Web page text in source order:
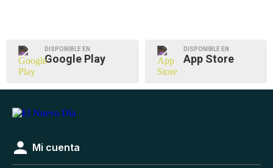
DISPONIBLE EN
Google Play
DISPONIBLE EN
App Store
Mi cuenta